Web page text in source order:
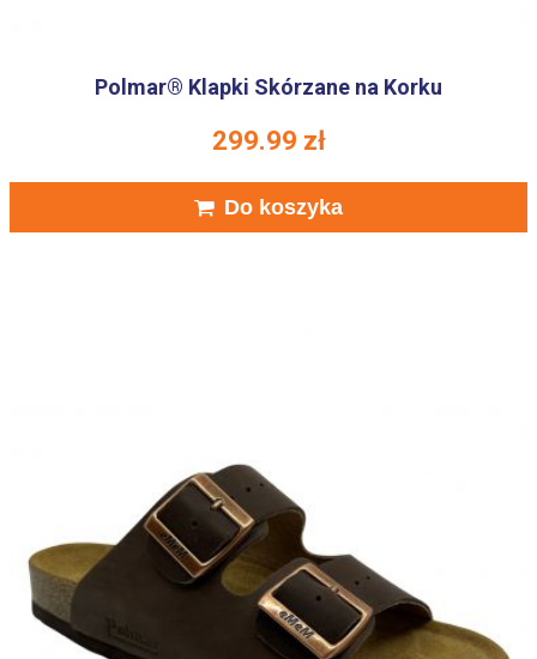
Polmar® Klapki Skórzane na Korku
299.99 zł
Do koszyka